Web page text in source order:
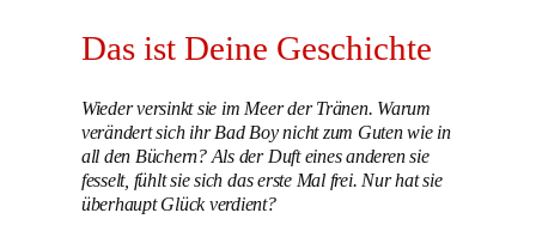
Das ist Deine Geschichte
Wieder versinkt sie im Meer der Tränen. Warum
verändert sich ihr Bad Boy nicht zum Guten wie in
all den Büchern? Als der Duft eines anderen sie
fesselt, fühlt sie sich das erste Mal frei. Nur hat sie
überhaupt Glück verdient?